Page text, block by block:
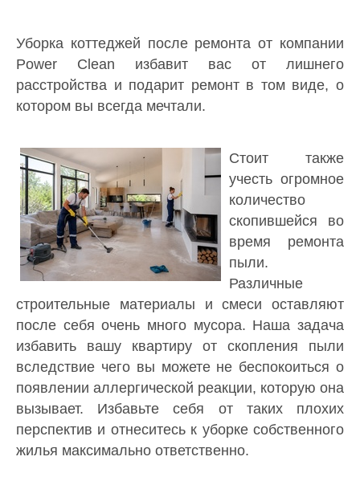
Уборка коттеджей после ремонта от компании
Power Clean избавит вас от лишнего
расстройства и подарит ремонт в том виде, о
котором вы всегда мечтали.
Стоит также
учесть огромное
количество
скопившейся во
время ремонта
пыли.
Различные
строительные материалы и смеси оставляют
после себя очень много мусора. Наша задача
избавить вашу квартиру от скопления пыли
вследствие чего вы можете не беспокоиться о
появлении аллергической реакции, которую она
вызывает. Избавьте себя от таких плохих
перспектив и отнеситесь к уборке собственного
жилья максимально ответственно.